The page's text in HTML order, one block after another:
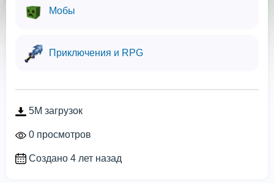
Мобы
Приключения и RPG
5M загрузок
0 просмотров
Создано 4 лет назад